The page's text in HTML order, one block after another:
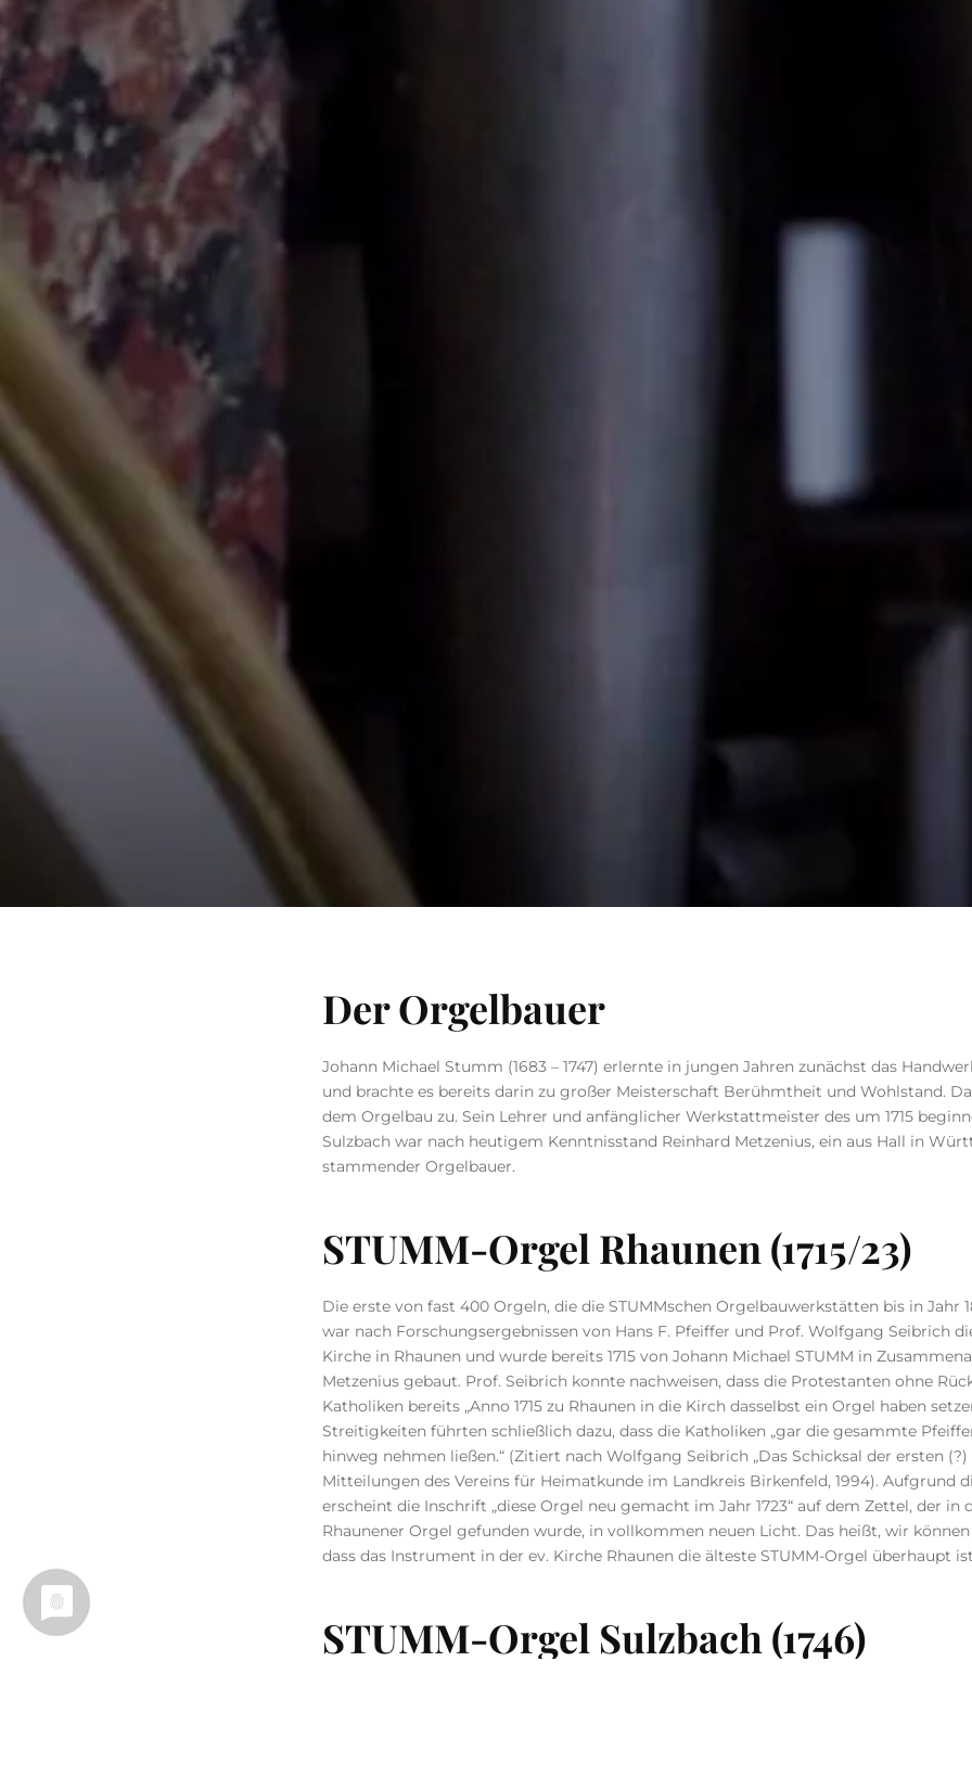
Der Orgelbauer
Johann Michael Stumm (1683 – 1747) erlernte in jungen Jahren zunächst das
und brachte es bereits darin zu großer Meisterschaft Berühmtheit und Wohlstand.
dem Orgelbau zu. Sein Lehrer und anfänglicher Werkstattmeister des um 1715
Sulzbach war nach heutigem Kenntnisstand Reinhard Metzenius, ein aus Hall in
stammender Orgelbauer.
STUMM-Orgel Rhaunen (1715/23)
Die erste von fast 400 Orgeln, die die STUMMschen Orgelbauwerkstätten bis in Jahr
war nach Forschungsergebnissen von Hans F. Pfeiffer und Prof. Wolfgang Seibrich
Kirche in Rhaunen und wurde bereits 1715 von Johann Michael STUMM in
Metzenius gebaut. Prof. Seibrich konnte nachweisen, dass die Protestanten ohne
Katholiken bereits „Anno 1715 zu Rhaunen in die Kirch dasselbst ein Orgel haben
Streitigkeiten führten schließlich dazu, dass die Katholiken „gar die gesammte
hinweg nehmen ließen.“ (Zitiert nach Wolfgang Seibrich „Das Schicksal der ersten
Mitteilungen des Vereins für Heimatkunde im Landkreis Birkenfeld, 1994). Aufgrund
erscheint die Inschrift „diese Orgel neu gemacht im Jahr 1723“ auf dem Zettel, der in
Rhaunener Orgel gefunden wurde, in vollkommen neuen Licht. Das heißt, wir
dass das Instrument in der ev. Kirche Rhaunen die älteste STUMM-Orgel überhaupt
STUMM-Orgel Sulzbach (1746)